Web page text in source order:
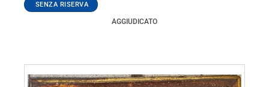
AGGIUDICATO